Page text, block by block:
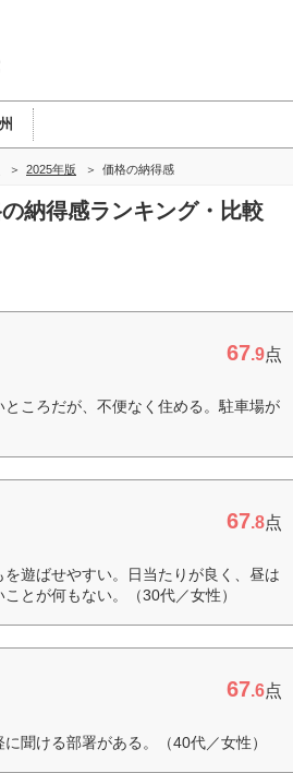
2025年版 価格の納得感
納得感ランキング・比較
67.9点
ころだが、不便なく住める。駐車場が
67.8点
遊ばせやすい。日当たりが良く、昼は
とが何もない。（30代／女性）
67.6点
聞ける部署がある。（40代／女性）